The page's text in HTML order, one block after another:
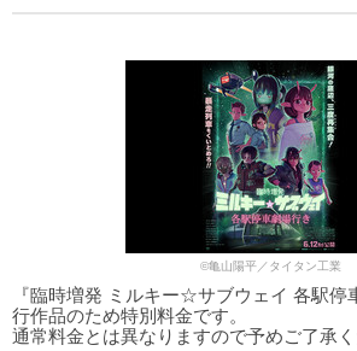
©亀山陽平／タイタン工業
『臨時増発 ミルキー☆サブウェイ 各駅停
行作品のため特別料金です。
通常料金とは異なりますので予めご了承く